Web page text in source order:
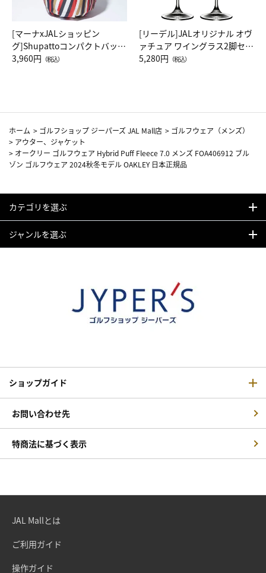
[マーナxJALショッピン
グ]Shupattoコンパクトバッグ
Drop JAL客室乗務員（LC）ス
3,960円 （税込）
[リーデル]JALオリジナル オヴ
ァチュア ワイングラス2脚セッ
ト（レッドワイン）
5,280円 （税込）
ホーム > ゴルフショップ ジーパーズ JAL Mall店 > ゴルフウェア（メンズ）
> アウター、ジャケット
> オークリー ゴルフウェア Hybrid Puff Fleece 7.0 メンズ FOA406912 ブル
ゾン ゴルフウェア 2024秋冬モデル OAKLEY 日本正規品
カテゴリを選ぶ
ジャンルを選ぶ
ショップガイド
お問い合わせ先
特商法に基づく表示
JAL Mallとは
ご利用ガイド
操作ガイド